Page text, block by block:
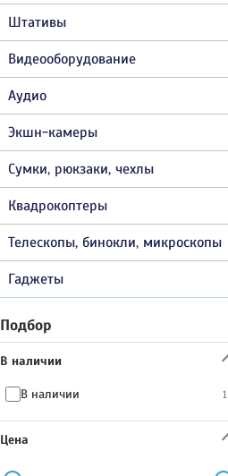
Штативы
Видеооборудование
Аудио
Экшн-камеры
Сумки, рюкзаки, чехлы
Квадрокоптеры
Телескопы, бинокли, микроскопы
Гаджеты
Подбор
В наличии
В наличии 1
Цена